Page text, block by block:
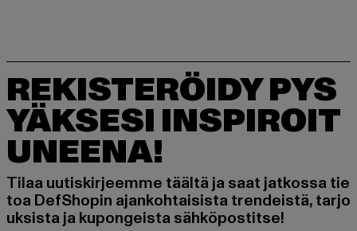
REKISTERÖIDY PYS
YÄKSESI INSPIROIT
UNEENA!
Tilaa uutiskirjeemme täältä ja saat jatkossa tie
toa DefShopin ajankohtaisista trendeistä, tarjo
uksista ja kupongeista sähköpostitse!